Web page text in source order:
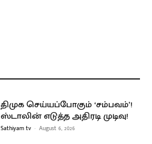
திமுக செய்யப்போகும் ‘சம்பவம்’!
ஸ்டாலின் எடுத்த அதிரடி முடிவு!
Sathiyam tv - August 6, 2026